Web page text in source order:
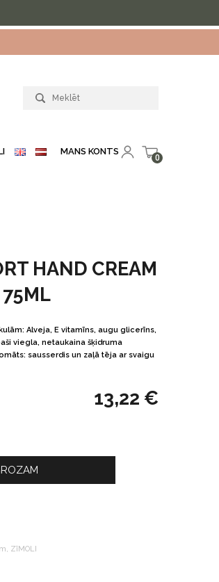
MANS KONTS
0
HAND CREAM
75ML
Alveja, E vitamīns, augu glicerīns,
viegla, netaukaina šķidruma
sausserdis un zaļā tēja ar svaigu
13,22 €
, ZīMOLI